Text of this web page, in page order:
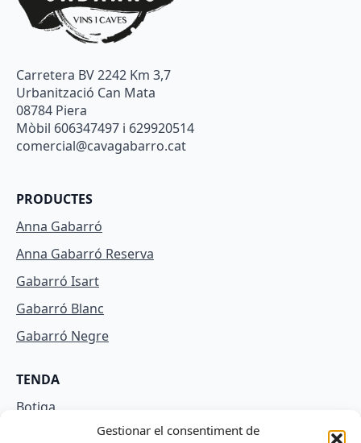
Gestionar el consentiment de
Carretera BV 2242 Km 3,7
Urbanització Can Mata
08784 Piera
Mòbil 606347497 i 629920514
comercial@cavagabarro.cat
PRODUCTES
Anna Gabarró
Anna Gabarró Reserva
Gabarró Isart
Gabarró Blanc
Gabarró Negre
TENDA
Botiga
El meu compte